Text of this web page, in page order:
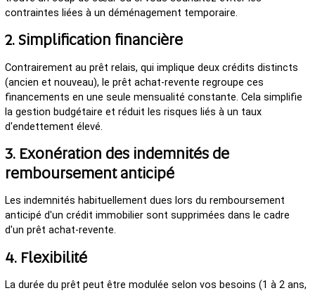
contraintes liées à un déménagement temporaire.
2. Simplification financière
Contrairement au prêt relais, qui implique deux crédits distincts
(ancien et nouveau), le prêt achat-revente regroupe ces
financements en une seule mensualité constante. Cela simplifie
la gestion budgétaire et réduit les risques liés à un taux
d'endettement élevé.
3. Exonération des indemnités de
remboursement anticipé
Les indemnités habituellement dues lors du remboursement
anticipé d'un crédit immobilier sont supprimées dans le cadre
d'un prêt achat-revente.
4. Flexibilité
La durée du prêt peut être modulée selon vos besoins (1 à 2 ans,